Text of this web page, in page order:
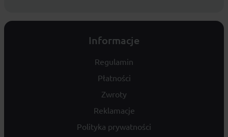
Informacje
Regulamin
Płatności
Zwroty
Reklamacje
Polityka prywatności